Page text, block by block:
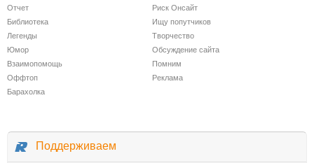
Отчет
Риск Онсайт
Библиотека
Ищу попутчиков
Легенды
Творчество
Юмор
Обсуждение сайта
Взаимопомощь
Помним
Оффтоп
Реклама
Барахолка
Поддерживаем